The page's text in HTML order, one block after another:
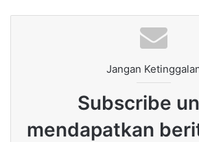
Jangan
Subscribe
mendapatkan